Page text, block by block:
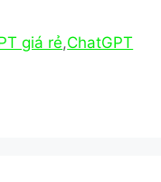
giá rẻ,ChatGPT